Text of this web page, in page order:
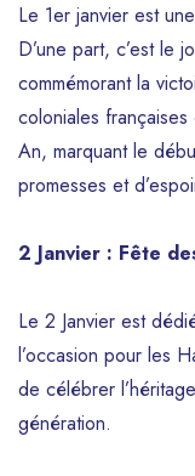
Le 1er janvier est
D’une part, c’est le
commémorant la
coloniales
An, marquant le
promesses et
2 Janvier : Fête
Le 2 Janvier est
l’occasion pour les
de célébrer
génération.